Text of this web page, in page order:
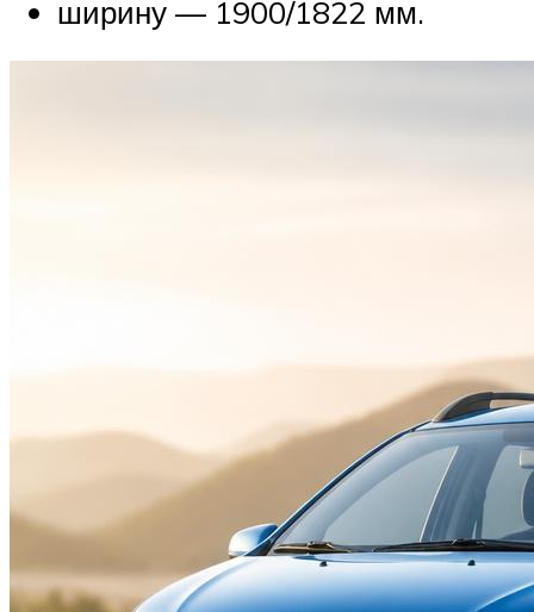
ширину — 1900/1822 мм.